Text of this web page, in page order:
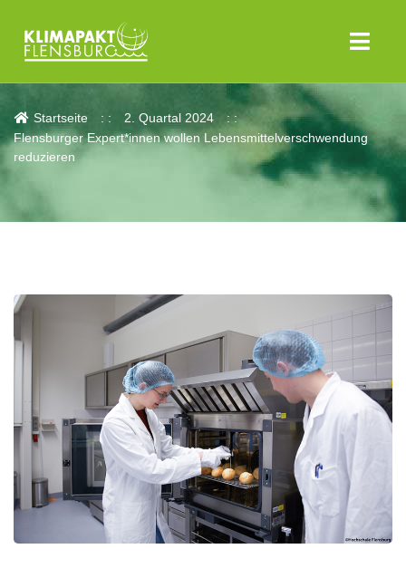
Aktuelles
Startseite
2. Quartal 2024
Flensburger Expert*innen wollen Lebensmittelverschwendung
reduzieren